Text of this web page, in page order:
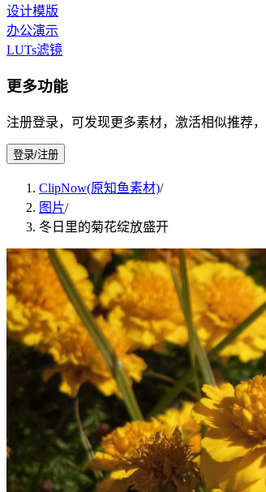
设计模版
办公演示
LUTs滤镜
更多功能
注册登录，可发现更多素材，激活相似推荐，
登录/注册
ClipNow(原知鱼素材)/
图片/
冬日里的菊花绽放盛开